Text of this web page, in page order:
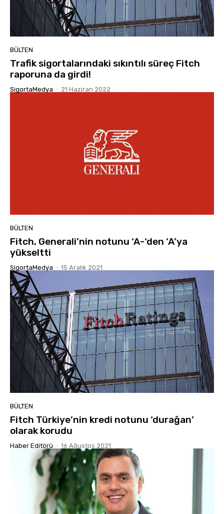
BÜLTEN
Trafik sigortalarındaki sıkıntılı süreç Fitch
raporuna da girdi!
SigortaMedya - 21 Haziran 2022
BÜLTEN
Fitch, Generali’nin notunu ‘A-‘den ‘A’ya
yükseltti
SigortaMedya - 15 Aralık 2021
BÜLTEN
Fitch Türkiye’nin kredi notunu ‘durağan’
olarak korudu
Haber Editörü - 16 Ağustos 2021